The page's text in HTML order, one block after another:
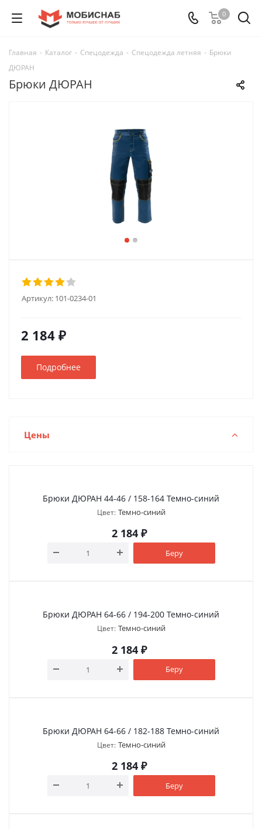
0
Главная - Каталог - Спецодежда - Спецодежда летняя - Брюки
ДЮРАН
Брюки ДЮРАН
Артикул: 101-0234-01
2 184 ₽
Подробнее
Цены
Брюки ДЮРАН 44-46 / 158-164 Темно-синий
Цвет: Темно-синий
2 184₽
Беру
Брюки ДЮРАН 64-66 / 194-200 Темно-синий
Цвет: Темно-синий
2 184₽
Беру
Брюки ДЮРАН 64-66 / 182-188 Темно-синий
Цвет: Темно-синий
2 184₽
Беру